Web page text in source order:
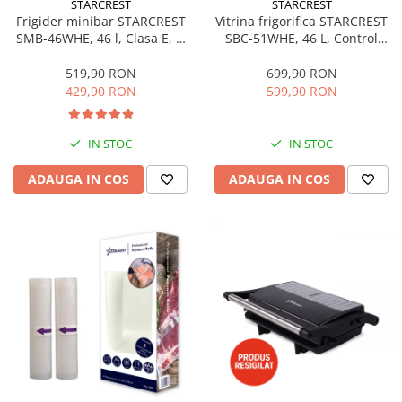
Aspiratoare
Mopuri electrice cu abur
Cantare corporale
Ingrijire tesaturi
Statii de calcat
Masini de cusut
Ondulatoare
Periute de dinti electrice
Pile electrice
Placi de indreptat parul
Plite
Preparare alimente
STARCREST
Frigider minibar STARCREST
SMB-46WHE, 46 l, Clasa E, H
519,90 RON
429,90 RON
IN STOC
ADAUGA IN COS
STARCREST
Vitrina frigorifica STARCREST
SBC-51WHE, 46 L, Control
48.8 cm, Alb
699,90 RON
599,90 RON
IN STOC
ADAUGA IN COS